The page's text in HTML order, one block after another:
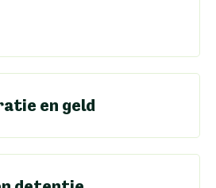
en geld